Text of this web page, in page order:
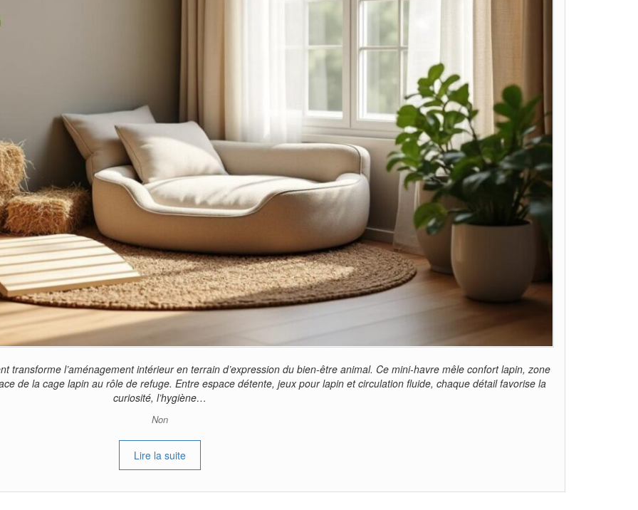
transforme l’aménagement intérieur en terrain d’expression du bien-être animal. Ce mini-havre mêle confort lapin, zone
de la cage lapin au rôle de refuge. Entre espace détente, jeux pour lapin et circulation fluide, chaque détail favorise la
curiosité, l’hygiène…
Non
Lire la suite